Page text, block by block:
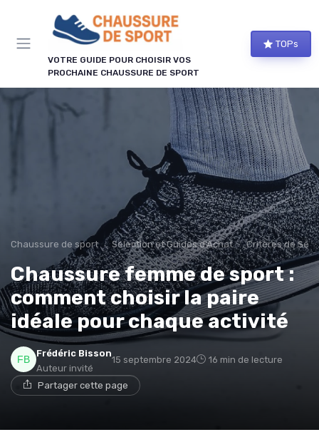
VOTRE GUIDE POUR CHOISIR VOS
PROCHAINE CHAUSSURE DE SPORT
TOPs
Chaussure de sport Sélection et Guides d'Achat Critères de
Chaussure femme de sport :
comment choisir la paire
idéale pour chaque activité
Frédéric Bisson
Auteur invité
15 septembre 2024 16 min de lecture
Partager cette page